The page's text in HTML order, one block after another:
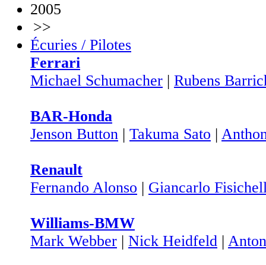
2005
>>
Écuries / Pilotes
Ferrari
Michael Schumacher | Rubens
BAR-Honda
Jenson Button | Takuma Sato |
Renault
Fernando Alonso | Giancarlo
Williams-BMW
Mark Webber | Nick Heidfeld |